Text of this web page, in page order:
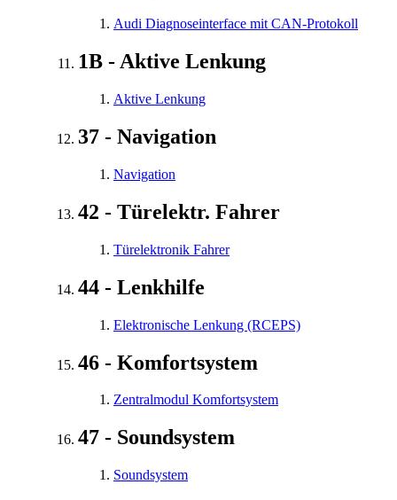
Audi Diagnoseinterface mit CAN-Protokoll
1B - Aktive Lenkung
Aktive Lenkung
37 - Navigation
Navigation
42 - Türelektr. Fahrer
Türelektronik Fahrer
44 - Lenkhilfe
Elektronische Lenkung (RCEPS)
46 - Komfortsystem
Zentralmodul Komfortsystem
47 - Soundsystem
Soundsystem